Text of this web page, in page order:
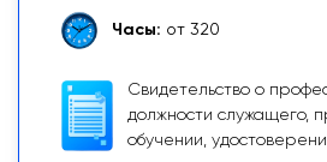
Часы: от 320
Свидетельство о
должности служащего,
обучении,